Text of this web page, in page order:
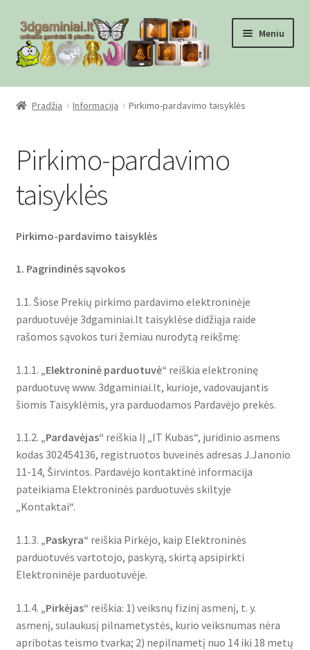
Pereiti
prie
meniu
Pereiti
prie
turinio
Meniu
Pradžia
Gamyba pagal užsakymą
Informacija
Mūsų partneriai
Pirkimo-pardavimo taisyklės
Privatumo politika
Atsiskaitymo informacija
Prekių pristatymo taisyklės
Šviestuvų komponentai
Kontaktai
Parduotuvė
Paskyra
Plastikai
Pradžia Informacija Pirkimo-pardavimo taisyklės
Pirkimo-pardavimo
taisyklės
Pirkimo-pardavimo taisyklės
1. Pagrindinės sąvokos
1.1. Šiose Prekių pirkimo pardavimo elektroninėje
parduotuvėje 3dgaminiai.lt taisyklėse didžiąja raide
rašomos sąvokos turi žemiau nurodytą reikšmę:
1.1.1. „Elektroninė parduotuvė“ reiškia elektroninę
parduotuvę www. 3dgaminiai.lt, kurioje, vadovaujantis
šiomis Taisyklėmis, yra parduodamos Pardavėjo prekės.
1.1.2. „Pardavėjas“ reiškia IĮ „IT Kubas“, juridinio asmens
kodas 302454136, registruotos buveinės adresas J.Janonio
11-14, Širvintos. Pardavėjo kontaktinė informacija
pateikiama Elektroninės parduotuvės skiltyje
„Kontaktai“.
1.1.3. „Paskyra“ reiškia Pirkėjo, kaip Elektroninės
parduotuvės vartotojo, paskyrą, skirtą apsipirkti
Elektroninėje parduotuvėje.
1.1.4. „Pirkėjas“ reiškia: 1) veiksnų fizinį asmenį, t. y.
asmenį, sulaukusį pilnametystės, kurio veiksnumas nėra
apribotas teismo tvarka; 2) nepilnametį nuo 14 iki 18 metų